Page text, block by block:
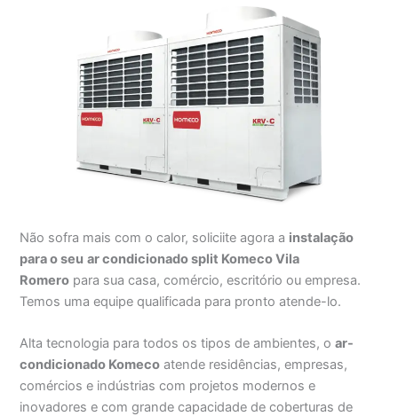
Não sofra mais com o calor, soliciite agora a instalação
para o seu ar condicionado split Komeco Vila
Romero para sua casa, comércio, escritório ou empresa.
Temos uma equipe qualificada para pronto atende-lo.
Alta tecnologia para todos os tipos de ambientes, oar-
condicionado Komeco atende residências, empresas,
comércios e indústrias com projetos modernos e
inovadores e com grande capacidade de coberturas de